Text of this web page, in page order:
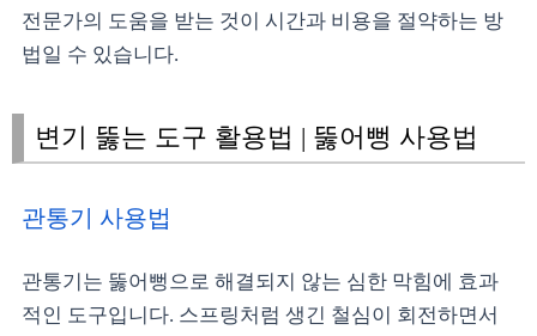
전문가의 도움을 받는 것이 시간과 비용을 절약하는 방
법일 수 있습니다.
변기 뚫는 도구 활용법 | 뚫어뻥 사용법
관통기 사용법
관통기는 뚫어뻥으로 해결되지 않는 심한 막힘에 효과
적인 도구입니다. 스프링처럼 생긴 철심이 회전하면서